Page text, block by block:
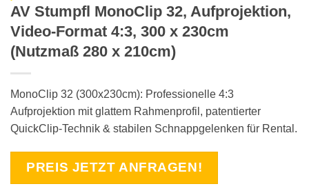
AV Stumpfl MonoClip 32, Aufprojektion,
Video-Format 4:3, 300 x 230cm
(Nutzmaß 280 x 210cm)
MonoClip 32 (300x230cm): Professionelle 4:3
Aufprojektion mit glattem Rahmenprofil, patentierter
QuickClip-Technik & stabilen Schnappgelenken für Rental.
PREIS JETZT ANFRAGEN!